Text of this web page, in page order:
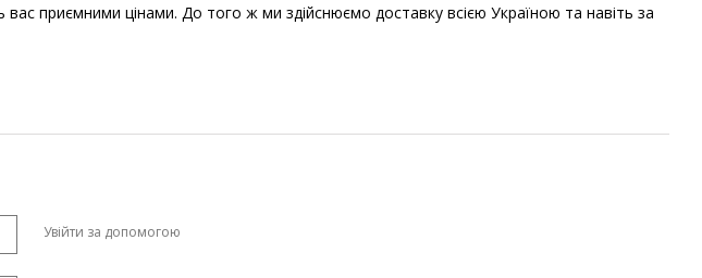
приємними цінами. До того ж ми здійснюємо доставку всією Україною та навіть за
Увійти за допомогою